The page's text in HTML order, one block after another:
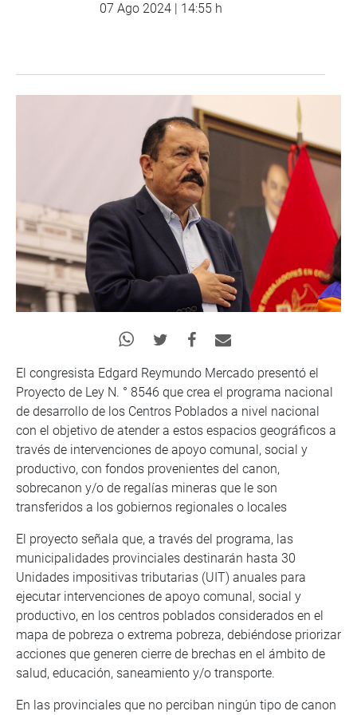
07 Ago 2024 | 14:55 h
El congresista Edgard Reymundo Mercado presentó el
Proyecto de Ley N. ° 8546 que crea el programa nacional
de desarrollo de los Centros Poblados a nivel nacional
con el objetivo de atender a estos espacios geográficos a
través de intervenciones de apoyo comunal, social y
productivo, con fondos provenientes del canon,
sobrecanon y/o de regalías mineras que le son
transferidos a los gobiernos regionales o locales
El proyecto señala que, a través del programa, las
municipalidades provinciales destinarán hasta 30
Unidades impositivas tributarias (UIT) anuales para
ejecutar intervenciones de apoyo comunal, social y
productivo, en los centros poblados considerados en el
mapa de pobreza o extrema pobreza, debiéndose priorizar
acciones que generen cierre de brechas en el ámbito de
salud, educación, saneamiento y/o transporte.
En las provinciales que no perciban ningún tipo de canon